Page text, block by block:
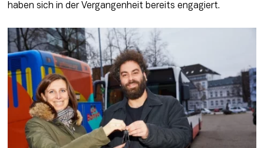
haben sich in der Vergangenheit bereits engagiert.